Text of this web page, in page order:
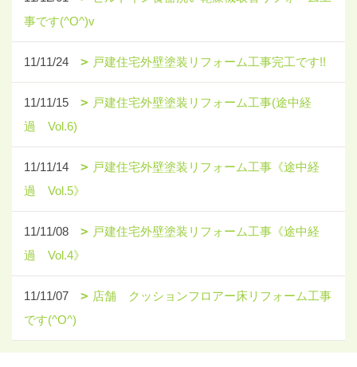
事です(^O^)v
11/11/24 戸建住宅外壁塗装リフォーム工事完工です!!
11/11/15
戸建住宅外壁塗装リフォーム工事(途中経
過 Vol.6)
11/11/14
戸建住宅外壁塗装リフォーム工事《途中経
過 Vol.5》
11/11/08
戸建住宅外壁塗装リフォーム工事《途中経
過 Vol.4》
11/11/07
店舗 クッションフロアー床リフォーム工事
です(^O^)